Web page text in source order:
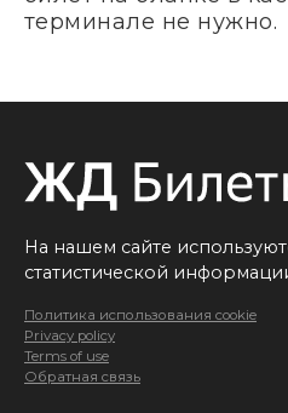
терминале не нужно.
На нашем сайте
статистической
Политика использования cookie
Privacy policy
Terms of use
Обратная связь